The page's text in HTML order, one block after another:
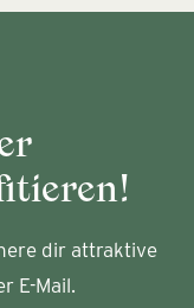
dir attraktive
E-Mail.